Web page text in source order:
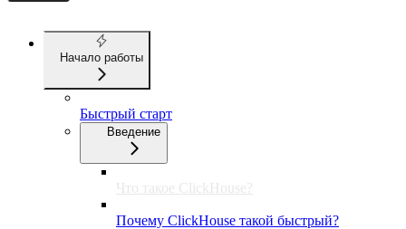
Начало работы
Быстрый старт
Введение
Что такое ClickHouse?
Почему ClickHouse такой быстрый?